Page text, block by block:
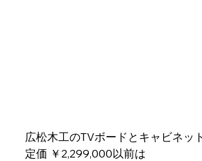
広松木工のTVボードとキャビネッ
定価 ￥2,299,000以前は